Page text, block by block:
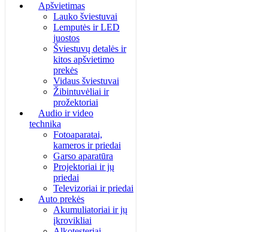
Apšvietimas
Lauko šviestuvai
Lemputės ir LED
juostos
Šviestuvų detalės ir
kitos apšvietimo
prekės
Vidaus šviestuvai
Žibintuvėliai ir
prožektoriai
Audio ir video
technika
Fotoaparatai,
kameros ir priedai
Garso aparatūra
Projektoriai ir jų
priedai
Televizoriai ir priedai
Auto prekės
Akumuliatoriai ir jų
įkrovikliai